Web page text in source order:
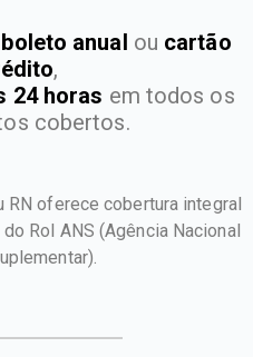
boleto anual ou cartão
,
24 horas em todos os
cobertos.
RN oferece cobertura integral
Rol ANS(Agência Nacional